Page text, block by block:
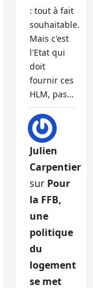
: tout à fait
souhaitable.
Mais c'est
l'Etat qui
doit
fournir ces
HLM, pas…
Julien
Carpentier
sur Pour
la FFB,
une
politique
du
logement
se met